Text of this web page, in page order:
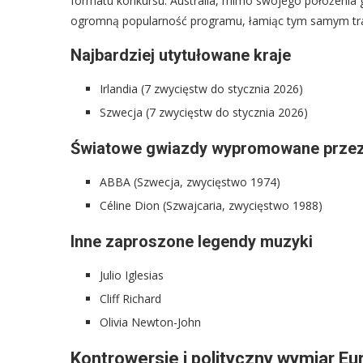
ogromną popularność programu, łamiąc tym samym
Najbardziej utytułowane kraje
Irlandia (7 zwycięstw do stycznia 2026)
Szwecja (7 zwycięstw do stycznia 2026)
Światowe gwiazdy wypromowane
ABBA (Szwecja, zwycięstwo 1974)
Céline Dion (Szwajcaria, zwycięstwo 1988)
Inne zaproszone legendy muzyki
Julio Iglesias
Cliff Richard
Olivia Newton-John
Kontrowersje i polityczny wymiar